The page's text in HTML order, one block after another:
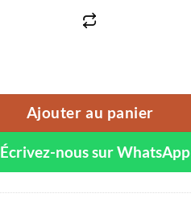
Ajouter au panier
nous sur WhatsApp